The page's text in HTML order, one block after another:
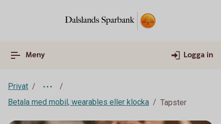
Meny Logga in
Privat
Betala med mobil, wearables eller klocka
Tapster